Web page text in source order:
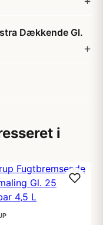
Dækkende Gl.
i